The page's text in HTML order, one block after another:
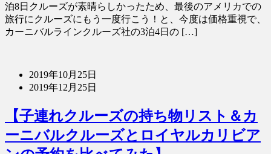
泊8日クルーズが素晴らしかったため、最後のアメリカでの
旅行にクルーズにもう一度行こう！と、今度は価格重視で、
カーニバルラインクルーズ社の3泊4日の […]
2019年10月25日
2019年12月25日
【子連れクルーズの持ち物リスト＆カ
ーニバルクルーズとロイヤルカリビア